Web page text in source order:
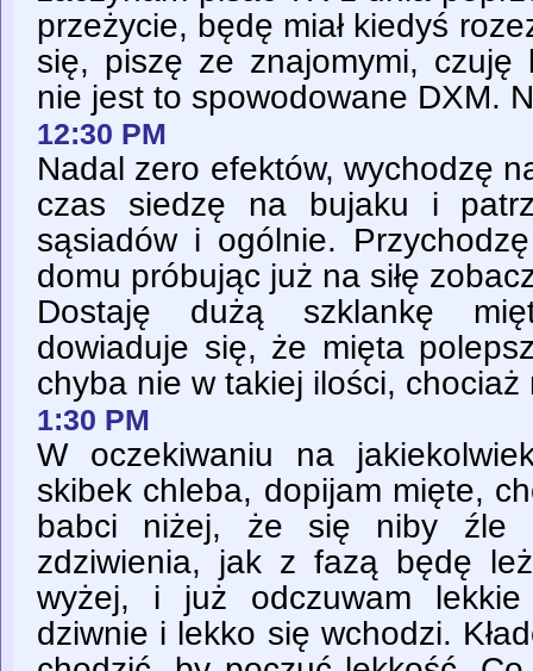
przeżycie, będę miał kiedyś
się, piszę ze znajomymi, czuję
nie jest to spowodowane DXM.
12:30 PM
Nadal zero efektów, wychodzę
czas siedzę na bujaku i
sąsiadów i ogólnie.
domu próbując już na siłę
Dostaję dużą szklankę
dowiaduje się, że mięta
chyba nie w takiej ilości,
1:30 PM
W oczekiwaniu na
skibek chleba, dopijam mięte,
babci niżej, że się niby źle
zdziwienia, jak z fazą będę
wyżej, i już odczuwam lekkie
dziwnie i lekko się wchodzi.